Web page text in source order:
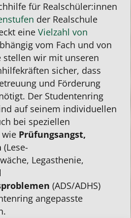
für Realschüler:innen
der Realschule
eineVielzahl von
vom Fach und von
stellen wir mit unseren
sicher, dass
und Förderung
Der Studentenring
auf seinem individuellen
bei speziellen
wie Prüfungsangst,
(Lese-
Legasthenie,
(ADS/ADHS)
angepasste